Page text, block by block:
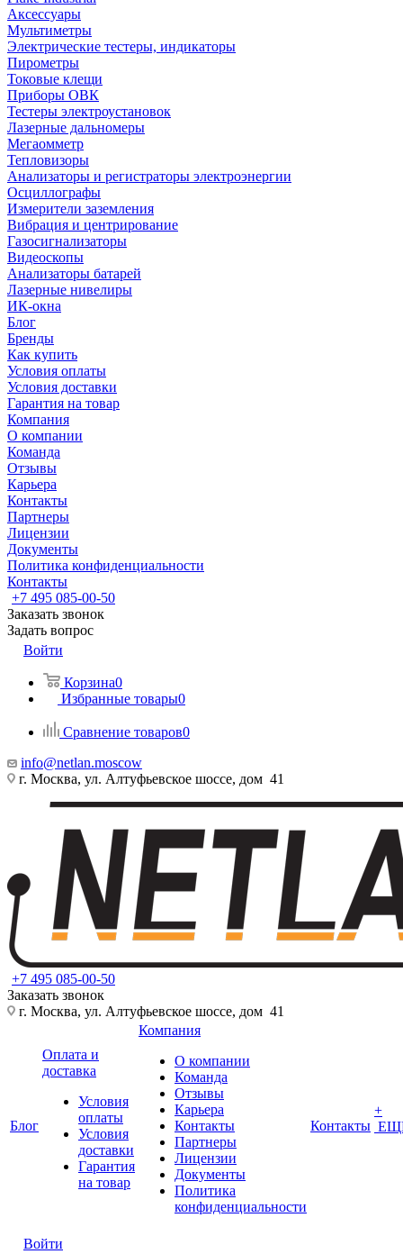
Аксессуары
Мультиметры
Электрические тестеры, индикаторы
Пирометры
Токовые клещи
Приборы ОВК
Тестеры электроустановок
Лазерные дальномеры
Мегаомметр
Тепловизоры
Анализаторы и регистраторы электроэнергии
Осциллографы
Измерители заземления
Вибрация и центрирование
Газосигнализаторы
Видеоскопы
Анализаторы батарей
Лазерные нивелиры
ИК-окна
Блог
Бренды
Как купить
Условия оплаты
Условия доставки
Гарантия на товар
Компания
О компании
Команда
Отзывы
Карьера
Контакты
Партнеры
Лицензии
Документы
Политика конфиденциальности
Контакты
+7 495 085-00-50
Заказать звонок
Задать вопрос
Войти
Корзина0
Избранные товары0
Сравнение товаров0
info@netlan.moscow
г. Москва, ул. Алтуфьевское шоссе, дом 41
+7 495 085-00-50
Заказать звонок
г. Москва, ул. Алтуфьевское шоссе, дом 41
Блог
Оплата и
доставка
Условия
оплаты
Условия
доставки
Гарантия
на товар
Компания
О компании
Команда
Отзывы
Карьера
Контакты
Партнеры
Лицензии
Документы
Политика
конфиденциальности
Контакты
+
Войти